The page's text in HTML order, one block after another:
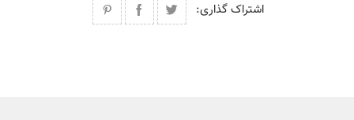
اشتراک گذاری: